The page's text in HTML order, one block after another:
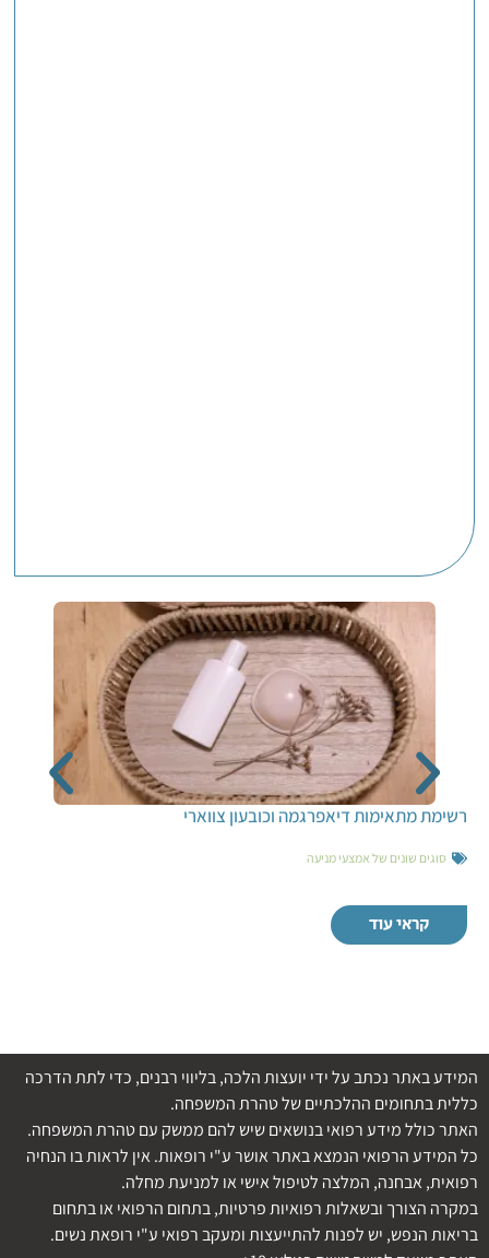
רשימת מתאימות דיאפרגמה וכובעון צווארי
סוגים שונים של אמצעי מניעה
קראי עוד
המידע באתר נכתב על ידי יועצות הלכה, בליווי רבנים, כדי לתת הדרכה
כללית בתחומים ההלכתיים של טהרת המשפחה.
האתר כולל מידע רפואי בנושאים שיש להם ממשק עם טהרת המשפחה.
כל המידע הרפואי הנמצא באתר אושר ע"י רופאות. אין לראות בו הנחיה
רפואית, אבחנה, המלצה לטיפול אישי או למניעת מחלה.
במקרה הצורך ובשאלות רפואיות פרטיות, בתחום הרפואי או בתחום
בריאות הנפש, יש לפנות להתייעצות ומעקב רפואי ע"י רופאת נשים.